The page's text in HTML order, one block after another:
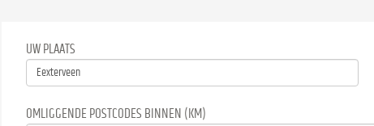
UW PLAATS
OMLIGGENDE POSTCODES BINNEN (KM)